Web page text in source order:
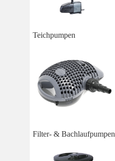
Teichpumpen
Filter- & Bachlaufpumpen